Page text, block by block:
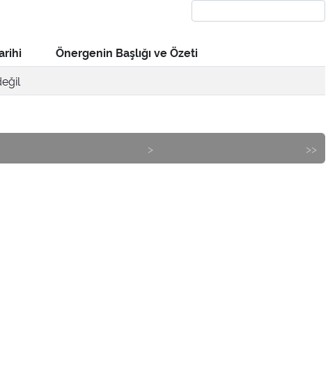
Önergenin Başlığı ve Özeti
> >>